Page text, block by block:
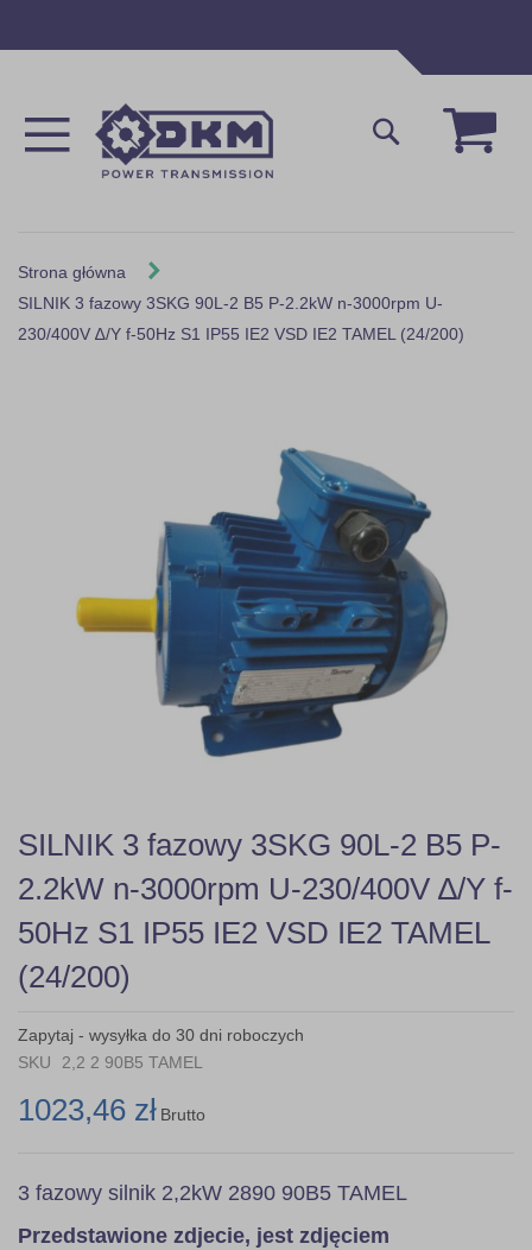
Mój
Szukaj
Strona główna
SILNIK 3 fazowy 3SKG 90L-2 B5 P-2.2kW n-3000rpm U-
230/400V ∆/Y f-50Hz S1 IP55 IE2 VSD IE2 TAMEL (24/200)
Skip
to
the
beginning
of
the
images
gallery
SILNIK 3 fazowy 3SKG 90L-2 B5 P-
2.2kW n-3000rpm U-230/400V ∆/Y f-
50Hz S1 IP55 IE2 VSD IE2 TAMEL
(24/200)
Zapytaj - wysyłka do 30 dni roboczych
SKU
2,2 2 90B5 TAMEL
1023,46 zł Brutto
3 fazowy silnik 2,2kW 2890 90B5 TAMEL
Przedstawione zdjecie, jest zdjęciem